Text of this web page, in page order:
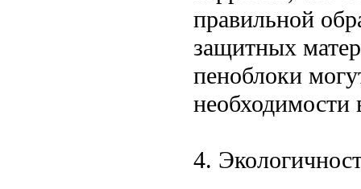
правильной
защитных
пеноблоки
необходимости
4.